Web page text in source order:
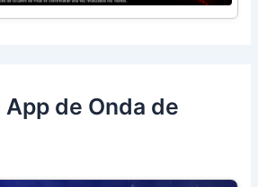
de Onda de